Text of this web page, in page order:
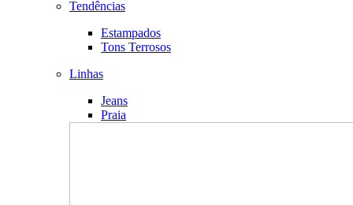
Tendências
Estampados
Tons Terrosos
Linhas
Jeans
Praia